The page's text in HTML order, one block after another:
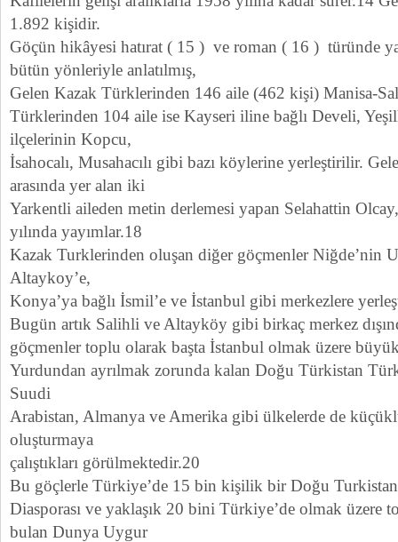
1.892 kişidir.
Göçün hikâyesi hatırat ( 15 ) ve roman ( 16 ) türünde
bütün yönleriyle anlatılmış,
Gelen Kazak Türklerinden 146 aile (462 kişi) Manisa-
Türklerinden 104 aile ise Kayseri iline bağlı Develi,
ilçelerinin Kopcu,
İsahocalı, Musahacılı gibi bazı köylerine yerleştirilir.
arasında yer alan iki
Yarkentli aileden metin derlemesi yapan Selahattin Olcay,
yılında yayımlar.18
Kazak Turklerinden oluşan diğer göçmenler Niğde’nin
Altaykoy’e,
Konya’ya bağlı İsmil’e ve İstanbul gibi merkezlere
Bugün artık Salihli ve Altayköy gibi birkaç merkez
göçmenler toplu olarak başta İstanbul olmak üzere
Yurdundan ayrılmak zorunda kalan Doğu Türkistan
Suudi
Arabistan, Almanya ve Amerika gibi ülkelerde de
oluşturmaya
çalıştıkları görülmektedir.20
Bu göçlerle Türkiye’de 15 bin kişilik bir Doğu
Diasporası ve yaklaşık 20 bini Türkiye’de olmak üzere
bulan Dunya Uygur